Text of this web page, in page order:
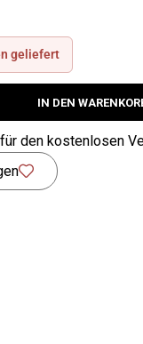
geliefert
IN DEN
für den kostenlosen